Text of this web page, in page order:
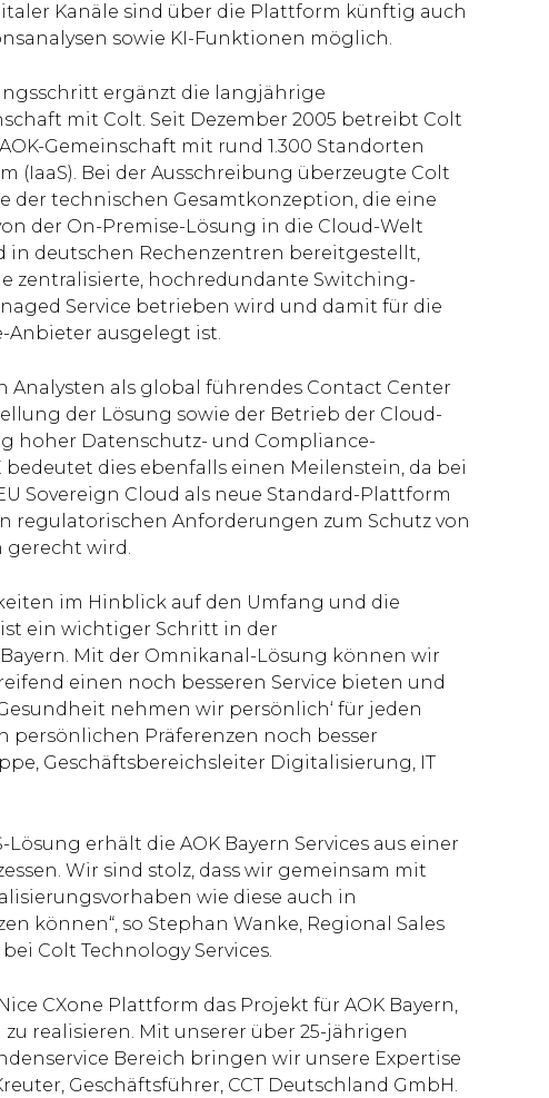
Kanäle sind über die Plattform künftig auch
sowie KI-Funktionen möglich.
ergänzt die langjährige
mit Colt. Seit Dezember 2005 betreibt Colt
Gemeinschaft mit rund 1.300 Standorten
(IaaS). Bei der Ausschreibung überzeugte Colt
der technischen Gesamtkonzeption, die eine
der On-Premise-Lösung in die Cloud-Welt
in deutschen Rechenzentren bereitgestellt,
zentralisierte, hochredundante Switching-
Service betrieben wird und damit für die
Anbieter ausgelegt ist.
Analysten als global führendes Contact Center
der Lösung sowie der Betrieb der Cloud-
hoher Datenschutz- und Compliance-
dies ebenfalls einen Meilenstein, da bei
Sovereign Cloud als neue Standard-Plattform
regulatorischen Anforderungen zum Schutz von
gerecht wird.
im Hinblick auf den Umfang und die
ist ein wichtiger Schritt in der
Mit der Omnikanal-Lösung können wir
einen noch besseren Service bieten und
nehmen wir persönlich‘ für jeden
persönlichen Präferenzen noch besser
Geschäftsbereichsleiter Digitalisierung, IT
erhält die AOK Bayern Services aus einer
Wir sind stolz, dass wir gemeinsam mit
wie diese auch in
können“, so Stephan Wanke, Regional Sales
Colt Technology Services.
CXone Plattform das Projekt für AOK Bayern,
realisieren. Mit unserer über 25-jährigen
Bereich bringen wir unsere Expertise
Geschäftsführer, CCT Deutschland GmbH.